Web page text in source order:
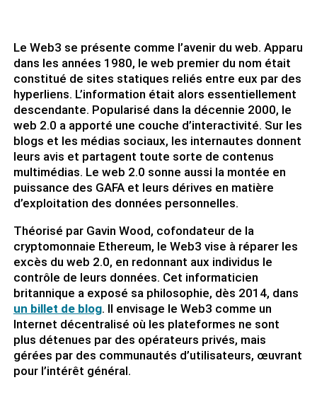
Le Web3 se présente comme l’avenir du web. Apparu
dans les années 1980, le web premier du nom était
constitué de sites statiques reliés entre eux par des
hyperliens. L’information était alors essentiellement
descendante. Popularisé dans la décennie 2000, le
web 2.0 a apporté une couche d’interactivité. Sur les
blogs et les médias sociaux, les internautes donnent
leurs avis et partagent toute sorte de contenus
multimédias. Le web 2.0 sonne aussi la montée en
puissance des GAFA et leurs dérives en matière
d’exploitation des données personnelles.
Théorisé par Gavin Wood, cofondateur de la
cryptomonnaie Ethereum, le Web3 vise à réparer les
excès du web 2.0, en redonnant aux individus le
contrôle de leurs données. Cet informaticien
britannique a exposé sa philosophie, dès 2014, dans
un billet de blog. Il envisage le Web3 comme un
Internet décentralisé où les plateformes ne sont
plus détenues par des opérateurs privés, mais
gérées par des communautés d’utilisateurs, œuvrant
pour l’intérêt général.